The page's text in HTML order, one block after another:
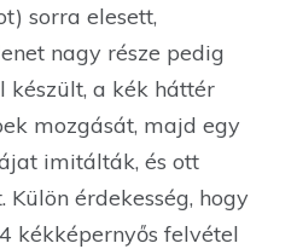
sorra elesett,
nagy része pedig
készült, a kék háttér
mozgását, majd egy
imitálták, és ott
érdekesség, hogy
kékképernyős felvétel